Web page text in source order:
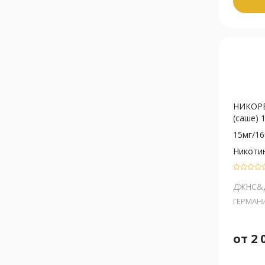
(саше)
15мг/
от 2